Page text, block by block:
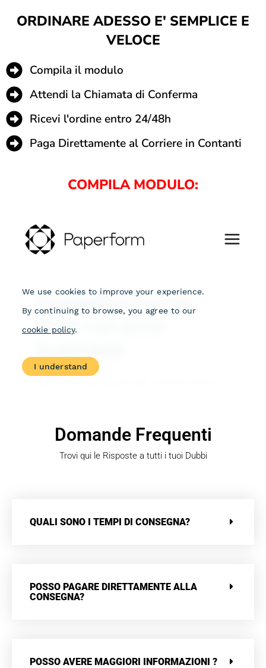
ORDINARE ADESSO E' SEMPLICE E
VELOCE
Compila il modulo
Attendi la Chiamata di Conferma
Ricevi l'ordine entro 24/48h
Paga Direttamente al Corriere in Contanti
COMPILA MODULO:
Domande Frequenti
Trovi qui le Risposte a tutti i tuoi Dubbi
QUALI SONO I TEMPI DI CONSEGNA?
POSSO PAGARE DIRETTAMENTE ALLA
CONSEGNA?
POSSO AVERE MAGGIORI INFORMAZIONI ?